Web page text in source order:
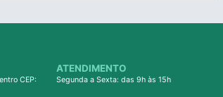
CEP:
ATENDIMENTO
Segunda a Sexta: das 9h às 15h